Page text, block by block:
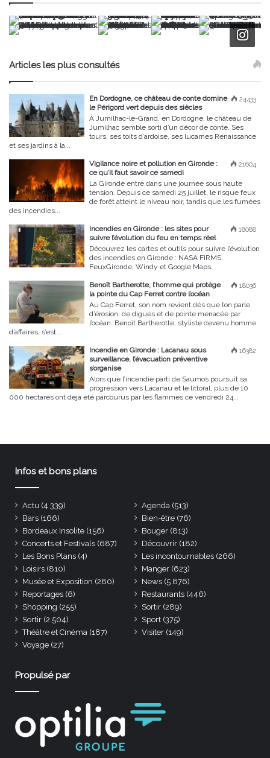
Articles les plus consultés
24433
En Dordogne, ce château de conte domine
le Périgord vert depuis des siècles
À Jumilhac-le-Grand, en Dordogne, le château de
Jumilhac semble sorti d’un décor de conte. Ses
tours, ses toits d’ardoise, ses lucarnes Renaissance
et ses jardins à la...
21604
Vigilance noire et pollution en Gironde :
ce qu’il faut savoir ce samedi
La Gironde entre dans une journée sous haute
tension. Depuis ce samedi 25 juillet, le risque feux
de forêt atteint le niveau noir, tandis que les fumées
des incendies...
18088
Incendies en Gironde : les sites pour
suivre l’évolution du feu en temps réel
Découvrez les cartes et outils pour suivre l’évolution
des incendies en Gironde : NASA FIRMS,
FeuxGironde, Windy et Google Maps.
18036
Benoît Bartherotte, l’homme qui protège
la pointe du Cap Ferret contre l’océan
Au Cap Ferret, son nom revient dès que l’on parle
d’érosion, de digues et de pointe menacée par
l’océan. Benoît Bartherotte, styliste devenu homme
d’affaires, s’est...
16382
Incendie en Gironde : Lacanau sous
surveillance, l’évacuation préventive
s’organise
Alors que l’incendie parti de Saumos poursuit sa
progression vers Lacanau et le littoral, plus de 10
000 hectares ont déjà été parcourus par les flammes ce vendredi 24...
Infos et bons plans
Actu (4 339) Agenda (513)
Bars (166) Bien-être (76)
Bordeaux Insolite (156) Bouger (813)
Concerts et Festivals (687) Découvrir (182)
Les Bons Plans (4) Les incontournables (266)
Loisirs (810) Manger (623)
Musée et Exposition (280) News (5 876)
Reportages (6) Restaurants (446)
Shopping (255) Sortir (289)
Sortir (2 504) Sport (375)
Théâtre et Cinéma (187) Visiter (149)
Voyage (27)
Propulsé par